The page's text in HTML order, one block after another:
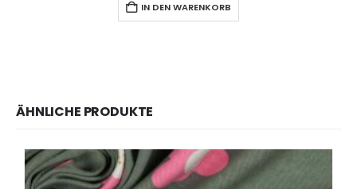
IN DEN WARENKORB
ÄHNLICHE PRODUKTE